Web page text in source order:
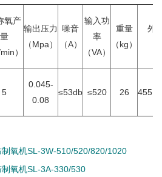
氧产
量
）
输出压力
（Mpa）
噪音
（A）
输入功
率
（VA）
重量
（kg）
外
5
0.045-
0.08
≤53db ≤520 26
制氧机SL-3W-510/520/820/1020
制氧机SL-3A-330/530